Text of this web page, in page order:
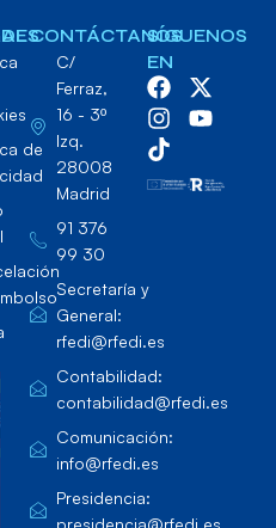
de
CONTÁCTANOS
C/
Ferraz,
16 - 3º
Izq.
28008
Madrid
91 376
99 30
Secretaría y
General:
rfedi@rfedi.es
Contabilidad:
contabilidad@rfedi.es
Comunicación:
info@rfedi.es
Presidencia:
presidencia@rfedi.es
SÍGUENOS
EN